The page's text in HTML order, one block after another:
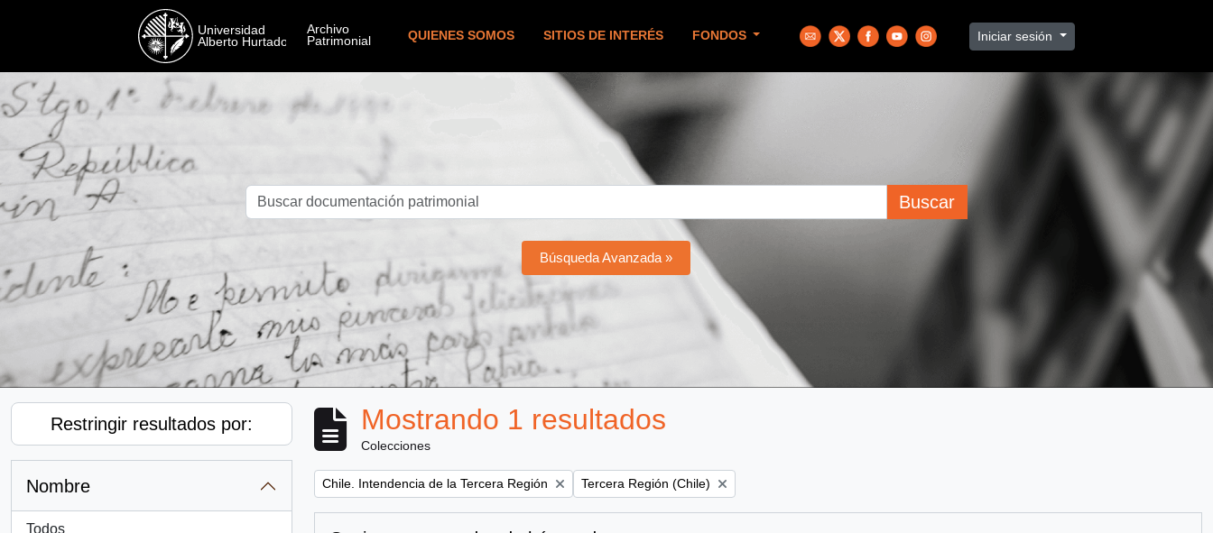
QUIENES SOMOS SITIOS DE INTERÉS FONDOS Iniciar sesión
Buscar
Búsqueda Avanzada »
Restringir resultados por:
Nombre
Todos
Mostrando 1 resultados
Colecciones
Remove filter:
Chile. Intendencia de la Tercera Región Remove filter:
Tercera Región (Chile)